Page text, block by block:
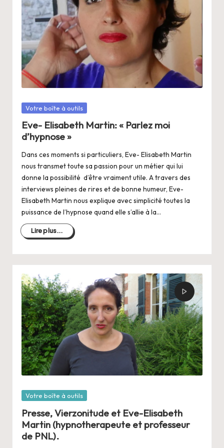
n
g
e
r
s
a
V
ie
Posté
Votre boîte à outils
Eve- Elisabeth Martin: « Parlez moi
d’hypnose »
Dans ces moments si particuliers, Eve- Elisabeth Martin
nous transmet toute sa passion pour un métier qui lui
donne la possibilité d’être vraiment utile. A travers des
interviews pleines de rires et de bonne humeur, Eve-
Elisabeth Martin nous explique avec simplicité toutes la
puissance de l’hypnose quand elle s’allie à la…
Lire plus...
Posté
Votre boîte à outils
Presse, Vierzonitude et Eve-Elisabeth
Martin (hypnotherapeute et professeur
de PNL).